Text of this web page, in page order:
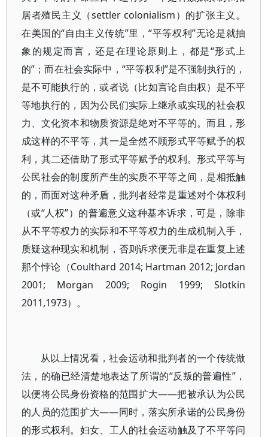
居者殖民主义（settler colonialism）的扩张主义。
在美国的“自由主义传统”里，“平等权利”无论是就抽
象的规定而言，还是在理论原则上，都是“形式上
的”；而在社会实际中，“平等权利”是不强制执行的，
是不可能执行的，或者说（比如言论自由权）是不平
等地执行的，因为公民们实际上继承或实现的社会权
力、文化资本和物质资源是绝对不平等的。而且，形
成这样的不平等，其一是全然不顾形式平等赋予的权
利，其二还借助了形式平等赋予的权利。形式平等与
公民社会的制度所产生的实质不平等之间，是相抵触
的，而面对这种矛盾，批判者经常是重述对个体权利
（或“人权”）的普遍意义这种基本诉求，可是，除非
从不平等权力的实际和不平等权力的生成机制入手，
质疑这种现实和机制，否则诉求便无非是在重复上述
那个悖论（Coulthard 2014; Hartman 2012; Jordan
2001; Morgan 2009; Rogin 1999; Slotkin
2011,1973）。
从以上情况看，社会运动和批判者的一个传统做
法，的确已经清楚地表达了所谓的“反叛的普遍性”，
以便将公民身份资格的范围扩大——把被承认为公民
的人员的范围扩大——同时，落实所承诺的公民身份
的形式权利。妇女、工人的社会运动触及了不平等问